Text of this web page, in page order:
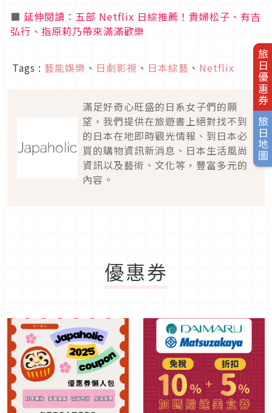
旅日優惠券
旅日地圖
■ 延伸閱讀：五部 Netflix 日綜推薦！貴婦松子、有吉
弘行、指原莉乃帶來滿滿歡樂
Tags : 藝能娛樂 、 日劇影視 、 日本綜藝 、 Netflix
滿足好奇心旺盛的日系女子們的願
望，我們提供在旅遊書上絕對找不到
的日本在地即時觀光情報、到日本必
買的購物資訊新消息、日本生活風尚
資訊以及藝術、文化等，豐富多元的
內容。
優惠券